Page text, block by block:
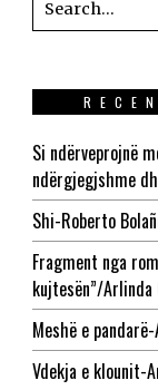
Si ndërveprojnë
ndërgjegjshme
Shi-Roberto
Fragment nga
kujtesën”/Arlinda
Meshë e
Vdekja e klounit-